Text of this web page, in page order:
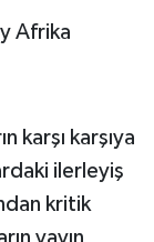
Afrika
karşı karşıya
ilerleyiş
kritik
yayın